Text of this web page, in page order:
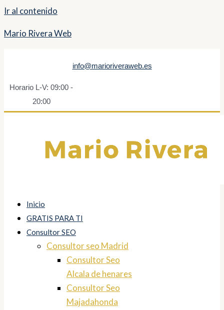
Ir al contenido
Mario Rivera Web
info@marioriveraweb.es
Horario L-V: 09:00 -
20:00
Inicio
GRATIS PARA TI
Consultor SEO
Consultor seo Madrid
Consultor Seo
Alcala de henares
Consultor Seo
Majadahonda